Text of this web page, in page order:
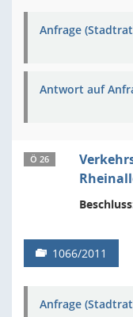
Anfrage
Antwort auf
Ö 26
1066/2011
Anfrage